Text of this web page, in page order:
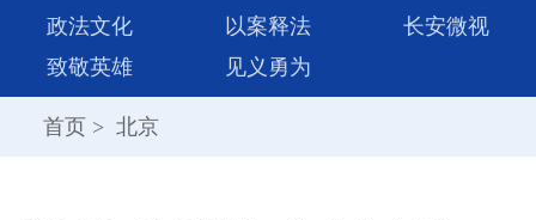
政法文化
以案释法
长安微视
致敬英雄
见义勇为
首页 > 北京